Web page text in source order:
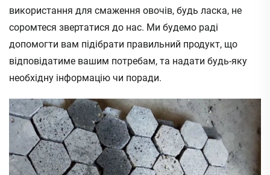
використання для смаження овочів, будь ласка, не
соромтеся звертатися до нас. Ми будемо раді
допомогти вам підібрати правильний продукт, що
відповідатиме вашим потребам, та надати будь-яку
необхідну інформацію чи поради.